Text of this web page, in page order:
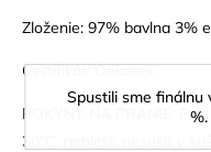
Spustili sme finálnu
%.
Zloženie: 97% bavlna 3%
Certifikát: Oekotex
POKYNY NA PRANIE:
30°C, nebieliť, nesušiť v